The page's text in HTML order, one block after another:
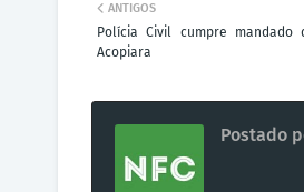
ANTIGOS
Polícia Civil cumpre
Acopiara
Postado